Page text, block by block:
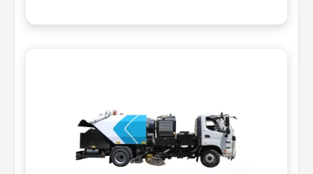
رده ها دستی و سرنشین دار ارائه می گردد.